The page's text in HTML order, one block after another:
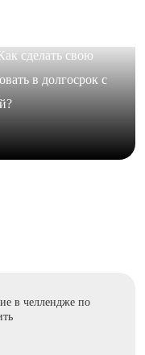
сделать свою
в долгосрок с
в челлендже по